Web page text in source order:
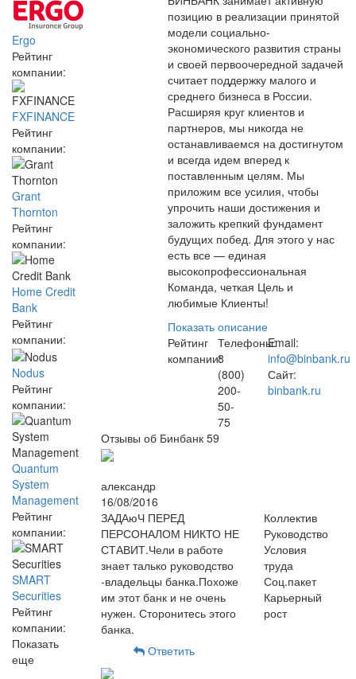
Ergo
Рейтинг
компании:
FXFINANCE
Рейтинг
компании:
Grant
Thornton
Рейтинг
компании:
Home Credit
Bank
Рейтинг
компании:
Nodus
Рейтинг
компании:
Quantum
System
Management
Рейтинг
компании:
SMART
Securities
Рейтинг
компании:
Показать
еще
позицию в реализации принятой
модели социально-
экономического развития страны
и своей первоочередной задачей
считает поддержку малого и
среднего бизнеса в России.
Расширяя круг клиентов и
партнеров, мы никогда не
останавливаемся на достигнутом
и всегда идем вперед к
поставленным целям. Мы
приложим все усилия, чтобы
упрочить наши достижения и
заложить крепкий фундамент
будущих побед. Для этого у нас
есть все — единая
высокопрофессиональная
Команда, четкая Цель и
любимые Клиенты!
Показать описание
Рейтинг
компании:
Телефоны:
8
(800)
200-
50-
75
Email:
info@binbank.ru
Сайт:
binbank.ru
Отзывы об Бинбанк 59
александр
16/08/2016
ЗАДАюЧ ПЕРЕД
ПЕРСОНАЛОМ НИКТО НЕ
СТАВИТ.Чели в работе
знает талько руководство
-владельцы банка.Похоже
им этот банк и не очень
нужен. Сторонитесь этого
банка.
Коллектив
Руководство
Условия
труда
Соц.пакет
Карьерный
рост
Ответить